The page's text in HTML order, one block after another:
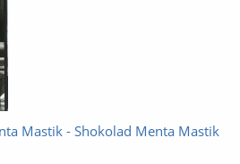
Mastik - Shokolad Menta Mastik